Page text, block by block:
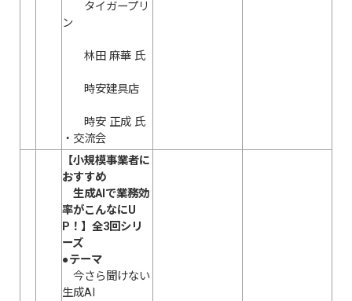
タイガープリ
ン
林田 麻華 氏
時安建具店
時安 正成 氏
・交流会
【小規模事業者に
おすすめ
生成AIで業務効
率がこんなにU
P！】全3回シリ
ーズ
●テーマ
今さら聞けない
生成AI